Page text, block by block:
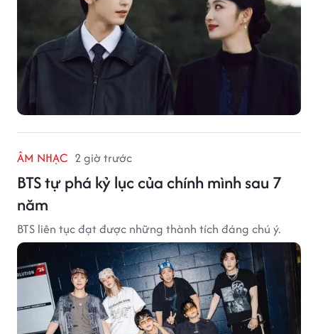
ÂM NHẠC 2 giờ trước
BTS tự phá kỷ lục của chính mình sau 7
năm
BTS liên tục đạt được những thành tích đáng chú ý.